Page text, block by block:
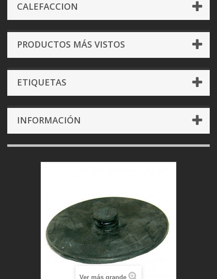
CALEFACCION
PRODUCTOS MÁS VISTOS
ETIQUETAS
INFORMACIÓN
Ver más grande